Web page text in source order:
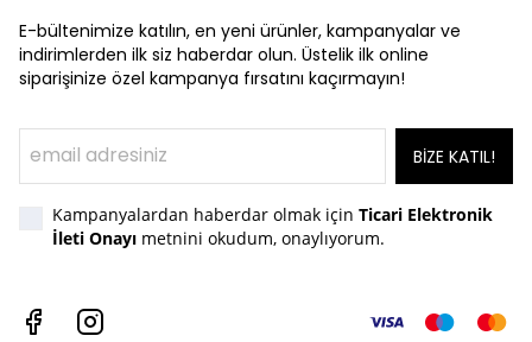
E-bültenimize katılın, en yeni ürünler, kampanyalar ve
indirimlerden ilk siz haberdar olun. Üstelik ilk online
siparişinize özel kampanya fırsatını kaçırmayın!
BİZE KATIL!
Kampanyalardan haberdar olmak için Ticari Elektronik
İleti Onayı metnini okudum, onaylıyorum.